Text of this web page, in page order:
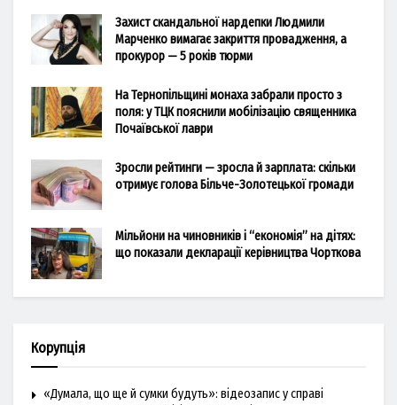
Захист скандальної нардепки Людмили
Марченко вимагає закриття провадження, а
прокурор — 5 років тюрми
На Тернопільщині монаха забрали просто з
поля: у ТЦК пояснили мобілізацію священника
Почаївської лаври
Зросли рейтинги — зросла й зарплата: скільки
отримує голова Більче-Золотецької громади
Мільйони на чиновників і “економія” на дітях:
що показали декларації керівництва Чорткова
Корупція
«Думала, що ще й сумки будуть»: відеозапис у справі